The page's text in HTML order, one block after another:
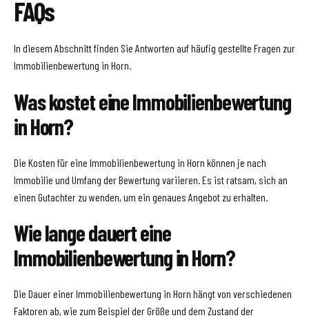
FAQs
In diesem Abschnitt finden Sie Antworten auf häufig gestellte Fragen zur
Immobilienbewertung in Horn.
Was kostet eine Immobilienbewertung
in Horn?
Die Kosten für eine Immobilienbewertung in Horn können je nach
Immobilie und Umfang der Bewertung variieren. Es ist ratsam, sich an
einen Gutachter zu wenden, um ein genaues Angebot zu erhalten.
Wie lange dauert eine
Immobilienbewertung in Horn?
Die Dauer einer Immobilienbewertung in Horn hängt von verschiedenen
Faktoren ab, wie zum Beispiel der Größe und dem Zustand der